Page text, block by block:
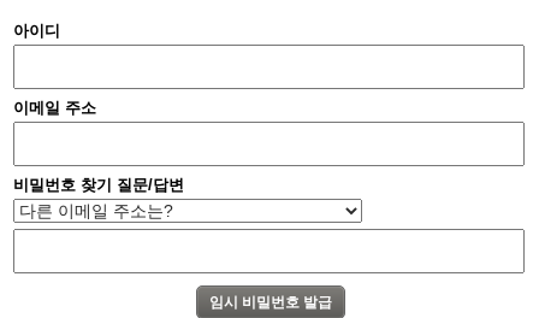
아이디
이메일 주소
비밀번호 찾기 질문/답변